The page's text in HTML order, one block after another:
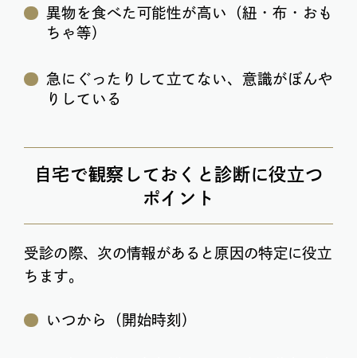
異物を食べた可能性が高い（紐・布・おも
ちゃ等）
急にぐったりして立てない、意識がぼんや
りしている
自宅で観察しておくと診断に役立つ
ポイント
受診の際、次の情報があると原因の特定に役立
ちます。
いつから（開始時刻）